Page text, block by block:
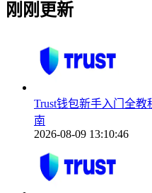
刚刚更新
Trust钱包新手入门全
南
2026-08-09 13:10:46